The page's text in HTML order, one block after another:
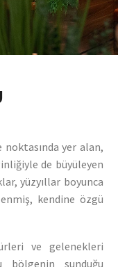
noktasında yer alan,
de büyüleyen
yüzyıllar boyunca
kendine özgü
ve gelenekleri
bölgenin sunduğu